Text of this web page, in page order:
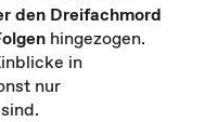
den Dreifachmord
hingezogen.
in
nur